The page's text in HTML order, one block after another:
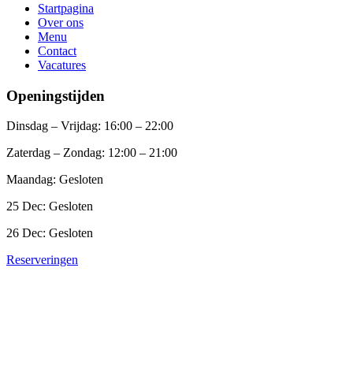
Startpagina
Over ons
Menu
Contact
Vacatures
Openingstijden
Dinsdag – Vrijdag: 16:00 – 22:00
Zaterdag – Zondag: 12:00 – 21:00
Maandag: Gesloten
25 Dec: Gesloten
26 Dec: Gesloten
Reserveringen